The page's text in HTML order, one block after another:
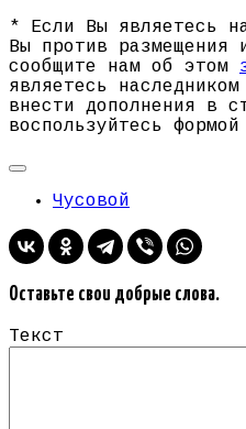
* Если Вы являетесь
Вы против размещения
сообщите нам об этом
являетесь
внести дополнения в
воспользуйтесь
Чусовой
Оставьте свои добрые слова.
Текст